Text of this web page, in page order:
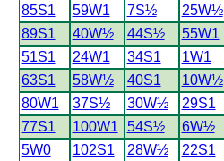
85S1
59W1 7S½ 25W½
89S1
40W½ 44S½ 55W1
51S1
24W1 34S1 1W1
63S1
58W½ 40S1 10W½
80W1
37S½ 30W½ 29S1
77S1
100W1 54S½ 6W½
5W0
102S1 28W½ 22S1